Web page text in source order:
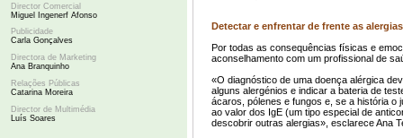
Director Comercial
Miguel Ingenerf Afonso
Publicidade
Carla Gonçalves
Directora de Marketing
Ana Branquinho
Relações Públicas
Catarina Moreira
Director de Multimédia
Luís Soares
Detectar e enfrentar de frente as alergias
Por todas as consequências físicas e
aconselhamento com um profissional de
«O diagnóstico de uma doença alérgica
alguns alergénios e indicar a bateria de
ácaros, pólenes e fungos e, se a história o
ao valor dos IgE (um tipo especial de
descobrir outras alergias», esclarece Ana